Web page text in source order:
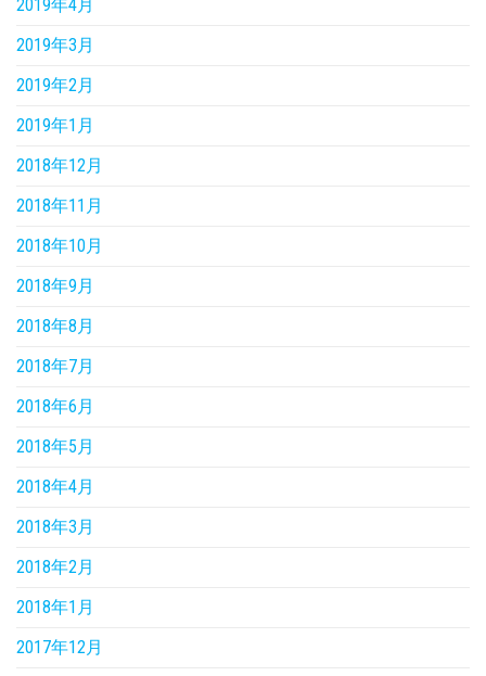
2019年4月
2019年3月
2019年2月
2019年1月
2018年12月
2018年11月
2018年10月
2018年9月
2018年8月
2018年7月
2018年6月
2018年5月
2018年4月
2018年3月
2018年2月
2018年1月
2017年12月